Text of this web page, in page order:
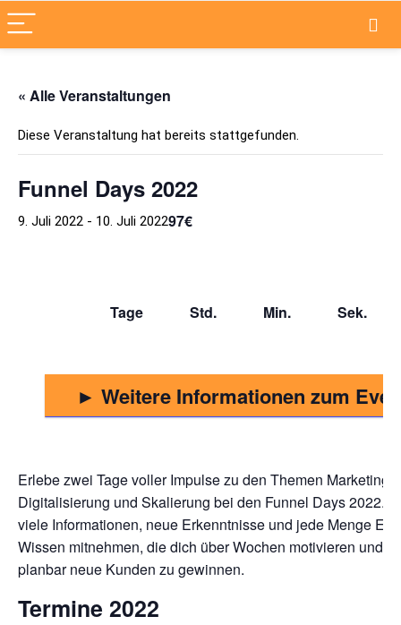
« Alle Veranstaltungen
Diese Veranstaltung hat bereits stattgefunden.
Funnel Days 2022
9. Juli 2022 - 10. Juli 202297€
Tage Std. Min. Sek.
► Weitere Informationen zum
Erlebe zwei Tage voller Impulse zu den Themen Marketing,
Digitalisierung und Skalierung bei den Funnel Days 2022.
viele Informationen, neue Erkenntnisse und jede Menge
Wissen mitnehmen, die dich über Wochen motivieren und
planbar neue Kunden zu gewinnen.
Termine 2022